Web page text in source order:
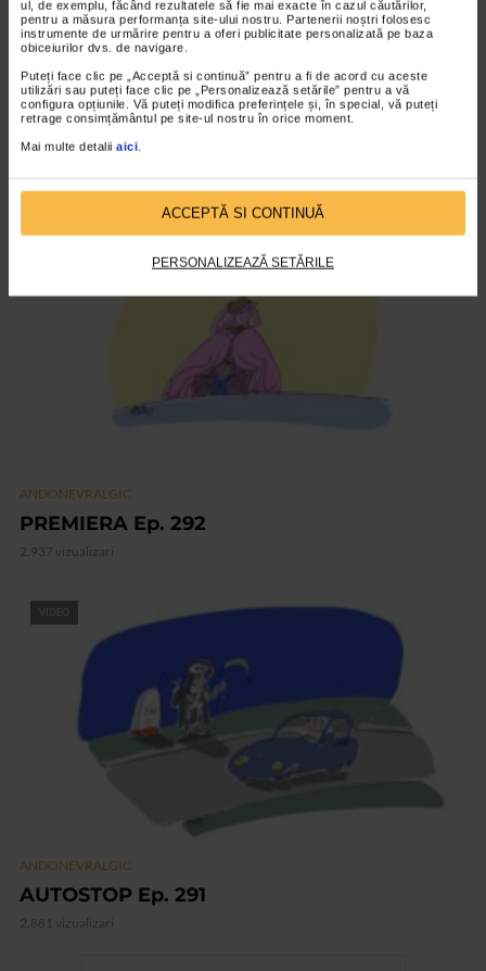
ul, de exemplu, făcând rezultatele să fie mai exacte în cazul căutărilor,
pentru a măsura performanța site-ului nostru. Partenerii noștri folosesc
instrumente de urmărire pentru a oferi publicitate personalizată pe baza
obiceiurilor dvs. de navigare.
Puteți face clic pe „Acceptă si continuă” pentru a fi de acord cu aceste
utilizări sau puteți face clic pe „Personalizează setările” pentru a vă
configura opțiunile. Vă puteți modifica preferințele și, în special, vă puteți
retrage consimțământul pe site-ul nostru în orice moment.
Mai multe detalii aici
ACCEPTĂ SI CONTINUĂ
PERSONALIZEAZĂ SETĂRILE
ANDONEVRALGIC
DISTANTARE SOCIALA Ep. 293
2.947 vizualizari
ANDONEVRALGIC
PREMIERA Ep. 292
2.937 vizualizari
VIDEO
ANDONEVRALGIC
AUTOSTOP Ep. 291
2.881 vizualizari